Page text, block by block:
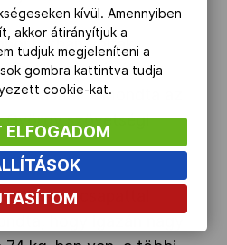
voltak
így összességében
a mai” – mondta az
György szövetségi
csapattal
kívül. Amennyiben
akkor átirányítjuk a
tudjuk megjeleníteni a
gombra kattintva tudja
cookie-kat.
ELFOGADOM